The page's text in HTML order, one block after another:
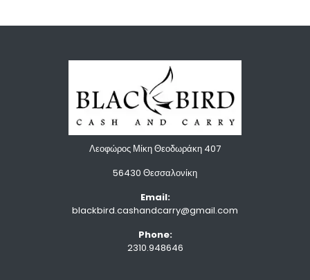
Λεοφώρος Μίκη Θεοδωράκη 407
56430 Θεσσαλονίκη
Email:
blackbird.cashandcarry@gmail.com
Phone:
2310.948646